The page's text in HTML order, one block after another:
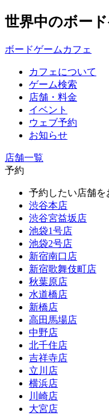
世界中のボー
ボードゲームカフェ
カフェについて
ゲーム検索
店舗・料金
イベント
ウェブ予約
お知らせ
店舗一覧
予約
予約したい店舗を
渋谷本店
渋谷宮益坂店
池袋1号店
池袋2号店
新宿南口店
新宿歌舞伎町店
秋葉原店
水道橋店
新橋店
高田馬場店
中野店
北千住店
吉祥寺店
立川店
横浜店
川崎店
大宮店